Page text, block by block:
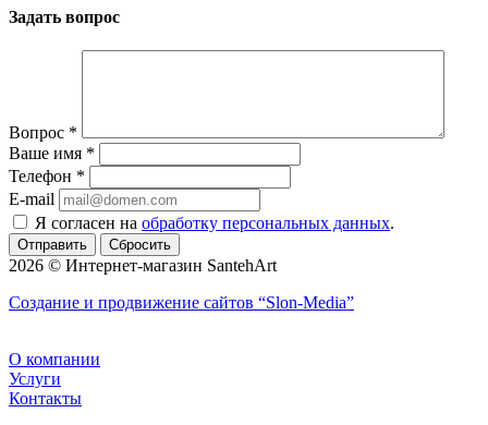
Задать вопрос
Вопрос *
Ваше имя *
Телефон *
E-mail
Я согласен на обработку персональных данных.
Сбросить
2026 © Интернет-магазин SantehArt
Создание и продвижение сайтов “Slon-Media”
О компании
Услуги
Контакты